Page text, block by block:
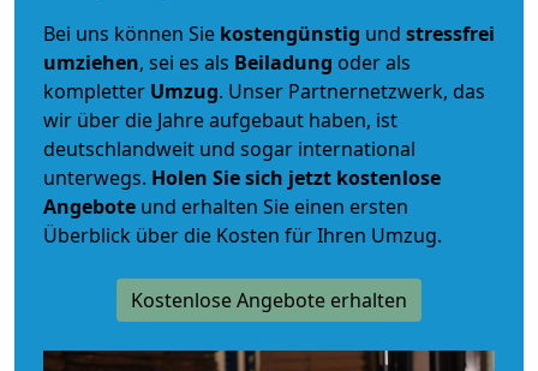
Bei uns können Sie kostengünstig und stressfrei
umziehen, sei es als Beiladung oder als
kompletter Umzug. Unser Partnernetzwerk, das
wir über die Jahre aufgebaut haben, ist
deutschlandweit und sogar international
unterwegs. Holen Sie sich jetzt kostenlose
Angebote und erhalten Sie einen ersten
Überblick über die Kosten für Ihren Umzug.
Kostenlose Angebote erhalten